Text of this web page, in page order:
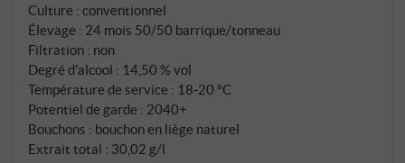
séchée, complété par des notes de violette, de tabac,
de réglisse et une fine note balsamique. La bouche
est puissante et précise, avec un fruit juteux, une
acidité présente et bien intégrée et des tanins fermes
et finement granuleux qui promettent une longue
évolution. Le 2021 doit encore s'épanouir un peu,
mais les composants essentiels sont déjà très
Culture : conventionnel
Élevage : 24 mois 50/50 barrique/tonneau
Filtration : non
Degré d'alcool : 14,50 % vol
Température de service : 18‑20 °C
Potentiel de garde : 2040+
Bouchons : bouchon en liège naturel
Extrait total : 30,02 g/l